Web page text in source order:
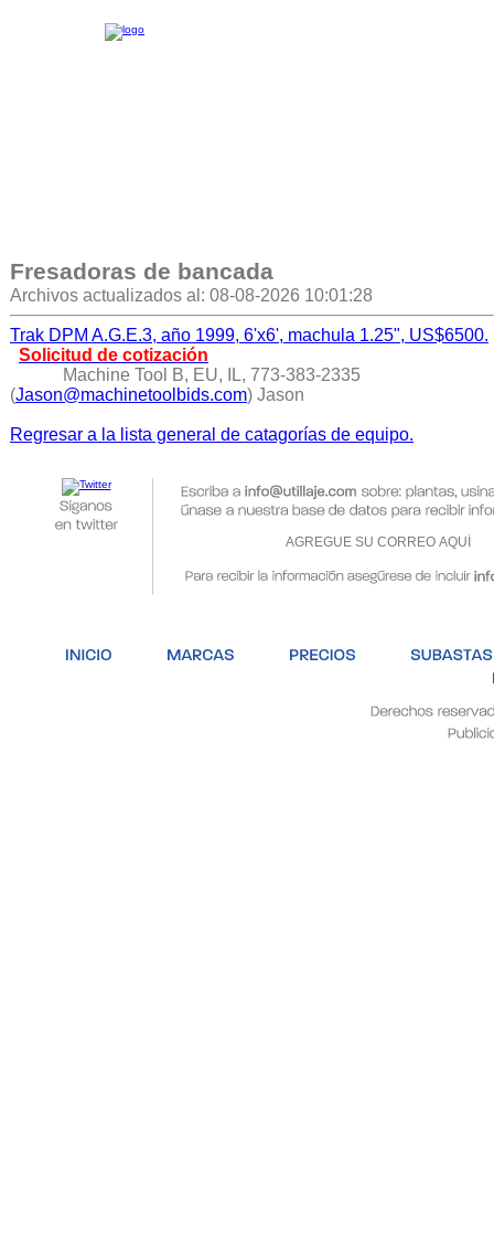
Fresadoras de bancada
Archivos actualizados al: 08-08-2026 10:01:28
Trak DPM A.G.E.3, año 1999, 6'x6', machula 1.25", US$6500.
Solicitud de cotización
Machine Tool B, EU, IL, 773-383-2335
(Jason@machinetoolbids.com) Jason
Regresar a la lista general de catagorías de equipo.